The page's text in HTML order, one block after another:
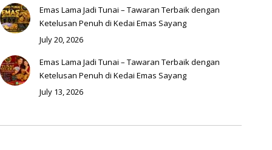
Emas Lama Jadi Tunai – Tawaran Terbaik dengan
Ketelusan Penuh di Kedai Emas Sayang
July 20, 2026
Emas Lama Jadi Tunai – Tawaran Terbaik dengan
Ketelusan Penuh di Kedai Emas Sayang
July 13, 2026